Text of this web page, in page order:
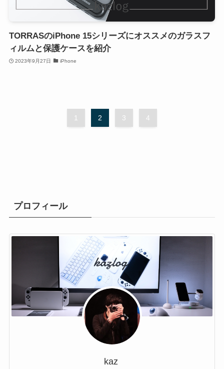
TORRASのiPhone 15シリーズにオススメのガラスフ
ィルムと保護ケースを紹介
2023年9月27日 iPhone
1 2 3 4
プロフィール
kaz